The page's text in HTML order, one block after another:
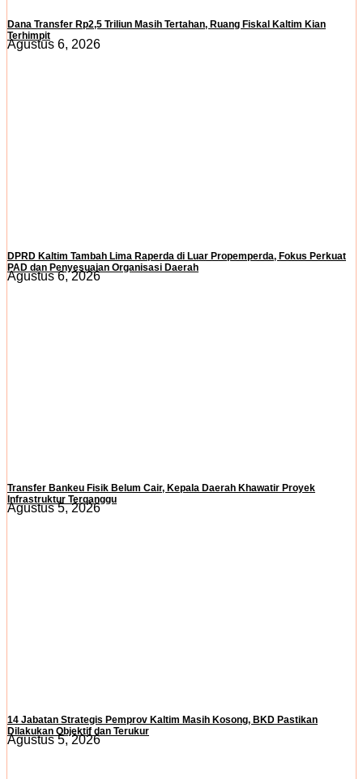
Dana Transfer Rp2,5 Triliun Masih Tertahan, Ruang Fiskal Kaltim Kian
Terhimpit
Agustus 6, 2026
DPRD Kaltim Tambah Lima Raperda di Luar Propemperda, Fokus Perkuat
PAD dan Penyesuaian Organisasi Daerah
Agustus 6, 2026
Transfer Bankeu Fisik Belum Cair, Kepala Daerah Khawatir Proyek
Infrastruktur Terganggu
Agustus 5, 2026
14 Jabatan Strategis Pemprov Kaltim Masih Kosong, BKD Pastikan
Dilakukan Objektif dan Terukur
Agustus 5, 2026